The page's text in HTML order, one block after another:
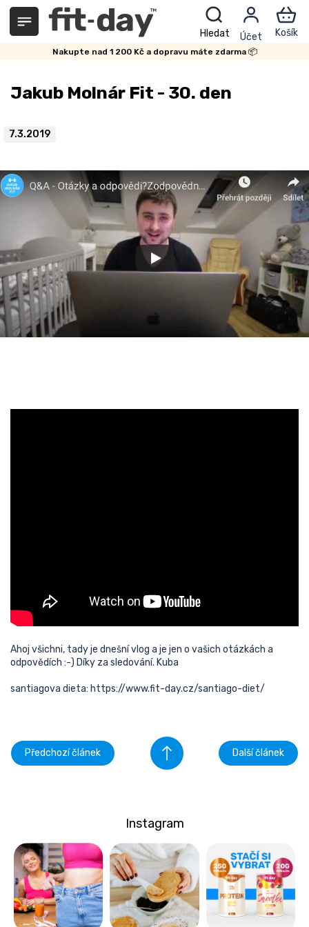
Přejít
obsah
Nakupte nad 1 200 Kč a dopravu máte zdarma 📦
Jakub Molnár Fit - 30. den
7.3.2019
Ahoj všichni, tady je dnešní vlog a je jen o vašich otázkách a
odpovědích :-) Díky za sledování. Kuba
santiagova dieta: https://www.fit-day.cz/santiago-diet/
Předchozí článek Další článek
Instagram